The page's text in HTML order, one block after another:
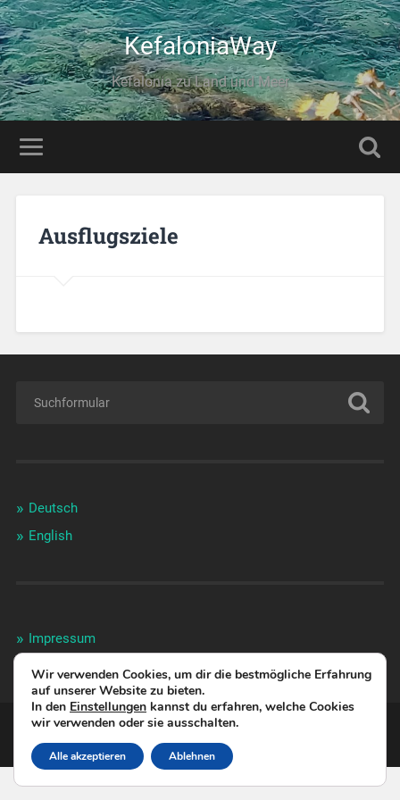
KefaloniaWay
Kefalonia zu Land und Meer
Ausflugsziele
Deutsch
English
Impressum
Datenschutzhinweise
Wir verwenden Cookies, um dir die bestmögliche Erfahrung
auf unserer Website zu bieten.
In den Einstellungen kannst du erfahren, welche Cookies
wir verwenden oder sie ausschalten.
Alle akzeptieren Ablehnen